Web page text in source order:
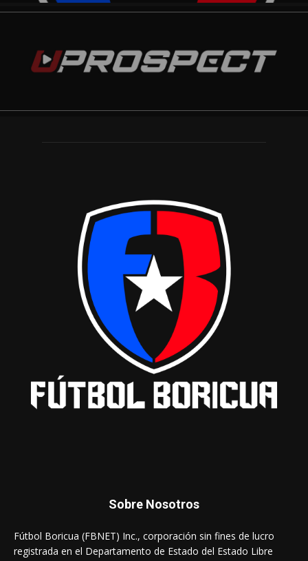
Sobre Nosotros
Fútbol Boricua (FBNET) Inc., corporación sin fines de lucro
registrada en el Departamento de Estado del Estado Libre